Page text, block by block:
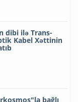
dibi ilə Trans-
Kabel Xəttinin
bağlı